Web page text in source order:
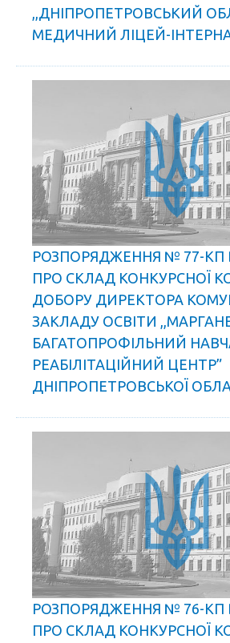
,,ДНІПРОПЕТРОВСЬКИЙ
МЕДИЧНИЙ ЛІЦЕЙ-
РОЗПОРЯДЖЕННЯ № 77-КП
ПРО СКЛАД КОНКУРСНОЇ
ДОБОРУ ДИРЕКТОРА
ЗАКЛАДУ ОСВІТИ
БАГАТОПРОФІЛЬНИЙ
РЕАБІЛІТАЦІЙНИЙ ЦЕНТР”
ДНІПРОПЕТРОВСЬКОЇ
РОЗПОРЯДЖЕННЯ № 76-КП
ПРО СКЛАД КОНКУРСНОЇ